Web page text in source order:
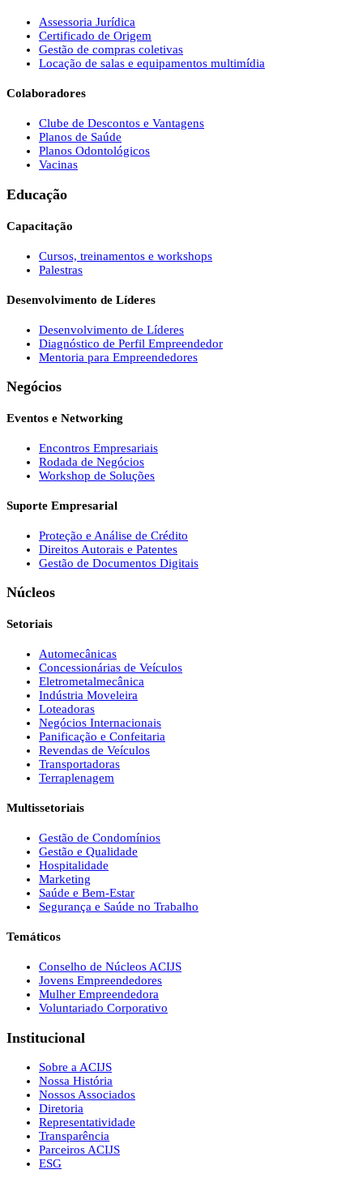
Assessoria Jurídica
Certificado de Origem
Gestão de compras coletivas
Locação de salas e equipamentos multimídia
Colaboradores
Clube de Descontos e Vantagens
Planos de Saúde
Planos Odontológicos
Vacinas
Educação
Capacitação
Cursos, treinamentos e workshops
Palestras
Desenvolvimento de Líderes
Desenvolvimento de Líderes
Diagnóstico de Perfil Empreendedor
Mentoria para Empreendedores
Negócios
Eventos e Networking
Encontros Empresariais
Rodada de Negócios
Workshop de Soluções
Suporte Empresarial
Proteção e Análise de Crédito
Direitos Autorais e Patentes
Gestão de Documentos Digitais
Núcleos
Setoriais
Automecânicas
Concessionárias de Veículos
Eletrometalmecânica
Indústria Moveleira
Loteadoras
Negócios Internacionais
Panificação e Confeitaria
Revendas de Veículos
Transportadoras
Terraplenagem
Multissetoriais
Gestão de Condomínios
Gestão e Qualidade
Hospitalidade
Marketing
Saúde e Bem-Estar
Segurança e Saúde no Trabalho
Temáticos
Conselho de Núcleos ACIJS
Jovens Empreendedores
Mulher Empreendedora
Voluntariado Corporativo
Institucional
Sobre a ACIJS
Nossa História
Nossos Associados
Diretoria
Representatividade
Transparência
Parceiros ACIJS
ESG